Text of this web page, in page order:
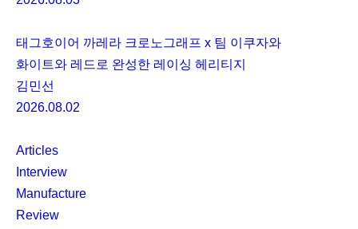
태그호이어 까레라 크로노그래프 x 팀 이쿠자와
화이트와 레드로 완성한 레이싱 헤리티지
김민선
2026.08.02
Articles
Interview
Manufacture
Review